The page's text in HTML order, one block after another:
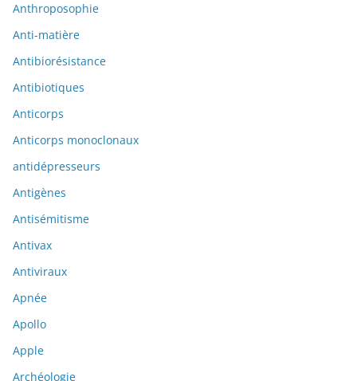
Anthroposophie
Anti-matière
Antibiorésistance
Antibiotiques
Anticorps
Anticorps monoclonaux
antidépresseurs
Antigènes
Antisémitisme
Antivax
Antiviraux
Apnée
Apollo
Apple
Archéologie